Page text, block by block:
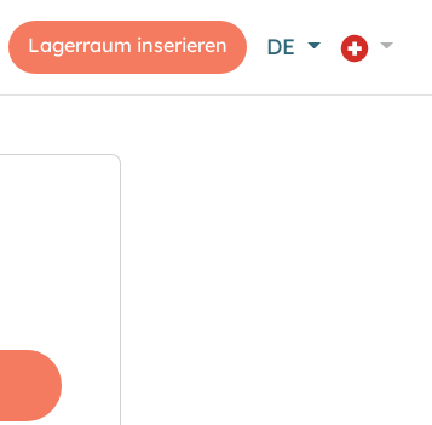
Lagerraum inserieren DE